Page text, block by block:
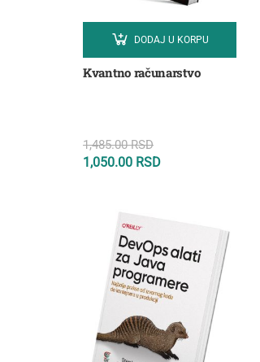
Kvantno računarstvo
1,485.00RSD
1,050.00 RSD
DODAJ U KORPU